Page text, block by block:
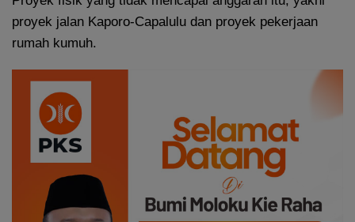
proyek jalan Kaporo-Capalulu dan proyek pekerjaan
rumah kumuh.